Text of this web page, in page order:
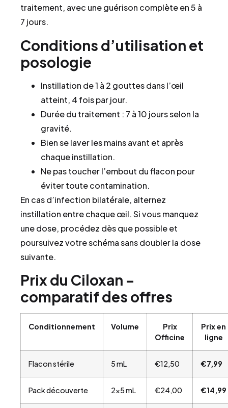
traitement, avec une guérison complète en 5 à
7 jours.
Conditions d’utilisation et
posologie
Instillation de 1 à 2 gouttes dans l’œil
atteint, 4 fois par jour.
Durée du traitement : 7 à 10 jours selon la
gravité.
Bien se laver les mains avant et après
chaque instillation.
Ne pas toucher l’embout du flacon pour
éviter toute contamination.
En cas d’infection bilatérale, alternez
instillation entre chaque œil. Si vous manquez
une dose, procédez dès que possible et
poursuivez votre schéma sans doubler la dose
suivante.
Prix du Ciloxan –
comparatif des offres
Conditionnement Volume
Prix
Officine
Prix en
ligne
Flacon stérile 5 mL €12,50 €7,99
Pack découverte 2×5 mL €24,00 €14,99